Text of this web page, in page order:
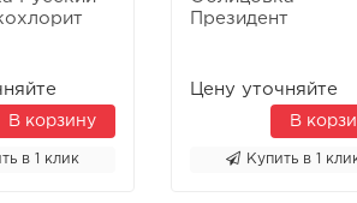
В корзину
в 1 клик
Президент
Цену уточняйте
В
Купить в 1